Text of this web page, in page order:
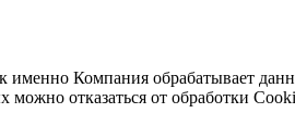
Компания обрабатывает
отказаться от обработки